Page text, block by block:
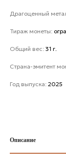
Драгоценный
Тираж монеты:
Общий вес: 31 г.
Страна-эмитент
Год выпуска: 2025
Описание